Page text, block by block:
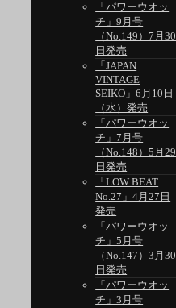
「パワーウオッ
チ」9月号
（No.149）7月30
日発売
「JAPAN
VINTAGE
SEIKO」6月10日
（水）発売
「パワーウオッ
チ」7月号
（No.148）5月29
日発売
「LOW BEAT
No.27」4月27日
発売
「パワーウオッ
チ」5月号
（No.147）3月30
日発売
「パワーウオッ
チ」3月号